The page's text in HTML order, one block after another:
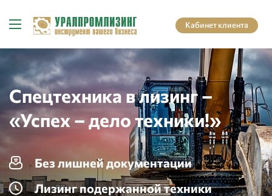
Кабинет клиента
Спецтехника в лизинг –
«Успех – дело техники!»
Без лишней документации
Лизинг подержанной техники